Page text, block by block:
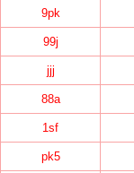
9pk
99j
jjj
88a
1sf
pk5